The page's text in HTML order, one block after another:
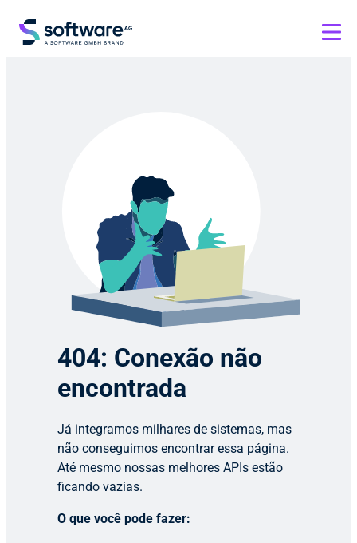
404: Conexão não
encontrada
Já integramos milhares de sistemas, mas
não conseguimos encontrar essa página.
Até mesmo nossas melhores APIs estão
ficando vazias.
O que você pode fazer: